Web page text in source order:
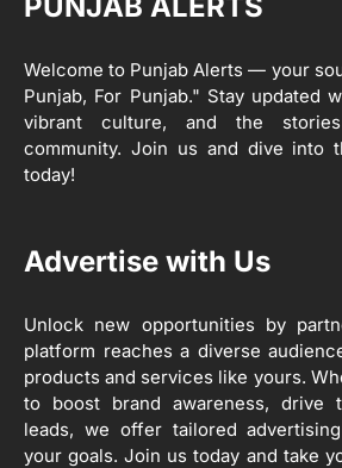
ਸ੍ਰੀ ਗੁਰੂ ਰਵਿਦਾਸ ਜੀ ਦੇ
Editor
ਖੇਤੀਬਾੜੀ ਵਿਭਾਗ ਵੱਲੋਂ
ਪ੍ਰੋਡਕਟੀਵਿਟੀ’ ਅਧੀਨ
ਰਾਸ਼ਟਰੀ ਮਨੁੱਖੀ
ਹੁਸ਼ਿਆਰਪੁਰ ਜ਼ਿਲ੍ਹੇ ਵ‘
ਦਾ ਕੰਮ 99.92
ਅਫ਼ਸਰ
Editor
Welcome to Punjab Alerts — your
Punjab, For Punjab." Stay updated
vibrant culture, and the
community. Join us and dive into
today!
Advertise with Us
Unlock new opportunities by
platform reaches a diverse
products and services like yours.
to boost brand awareness, drive
leads, we offer tailored
your goals. Join us today and take